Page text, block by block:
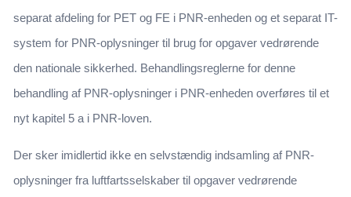
separat afdeling for PET og FE i PNR-enheden og et separat IT-
system for PNR-oplysninger til brug for opgaver vedrørende
den nationale sikkerhed. Behandlingsreglerne for denne
behandling af PNR-oplysninger i PNR-enheden overføres til et
nyt kapitel 5 a i PNR-loven.
Der sker imidlertid ikke en selvstændig indsamling af PNR-
oplysninger fra luftfartsselskaber til opgaver vedrørende